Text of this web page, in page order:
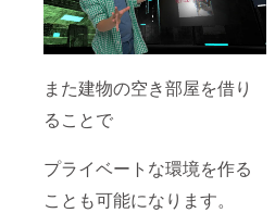
また建物の空き部屋を借り
ることで
プライベートな環境を作る
ことも可能になります。